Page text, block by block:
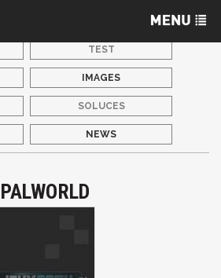
TEST
IMAGES
SOLUCES
NEWS
PALWORLD